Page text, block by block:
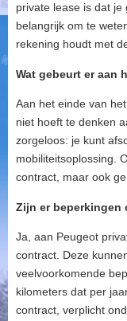
private lease is dat
belangrijk om te
rekening houdt met
Wat gebeurt er aan
Aan het einde van
niet hoeft te denken
zorgeloos: je kunt
mobiliteitsoplossing.
contract, maar ook
Zijn er beperkingen
Ja, aan Peugeot
contract. Deze
veelvoorkomende
kilometers dat per
contract, verplicht